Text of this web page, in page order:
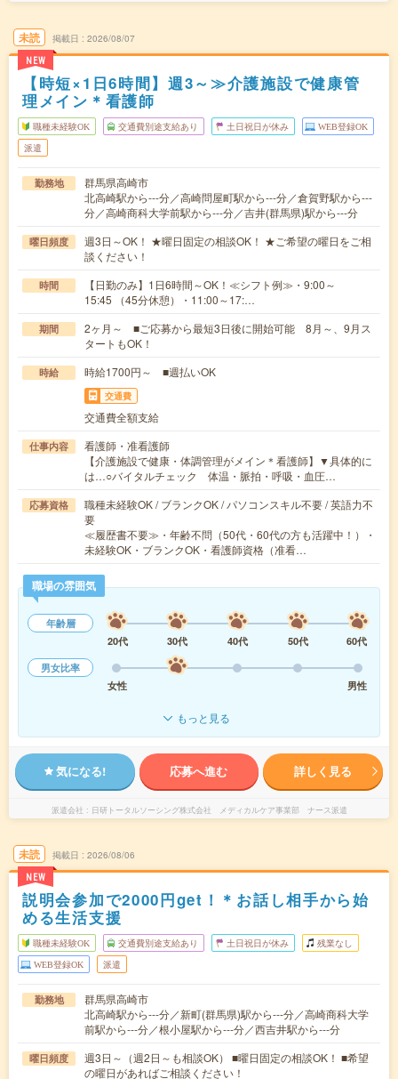
未読
NEW
掲載日 2026/08/07
【時短×1日6時間】週3～≫介護施設で健康管
理メイン＊看護師
職種未経験OK 交通費別途支給あり 土日祝日が休み WEB登録OK
派遣
勤務地
群馬県高崎市
北高崎駅から---分／高崎問屋町駅から---分／倉賀野駅から---
分／高崎商科大学前駅から---分／吉井(群馬県)駅から---分
曜日頻度
週3日～OK！ ★曜日固定の相談OK！ ★ご希望の曜日をご相
談ください！
時間
【日勤のみ】1日6時間～OK！≪シフト例≫・9:00～
15:45 （45分休憩）・11:00～17:…
期間
2ヶ月～ ■ご応募から最短3日後に開始可能 8月～、9月ス
タートもOK！
時給 時給1700円～ ■週払いOK
交通費
交通費全額支給
仕事内容
看護師・准看護師
【介護施設で健康・体調管理がメイン＊看護師】▼具体的に
は…○バイタルチェック 体温・脈拍・呼吸・血圧…
応募資格
職種未経験OK / ブランクOK / パソコンスキル不要 / 英語力不
要
≪履歴書不要≫・年齢不問（50代・60代の方も活躍中！）・
未経験OK・ブランクOK・看護師資格（准看…
職場の雰囲気
年齢層
20代
30代 40代 50代
60代
男女比率
女性
男性
もっと見る
気になる! 応募へ進む 詳しく見る
派遣会社 日研トータルソーシング株式会社 メディカルケア事業部 ナース派遣
未読
NEW
掲載日 2026/08/06
説明会参加で2000円get！＊お話し相手から始
める生活支援
職種未経験OK 交通費別途支給あり 土日祝日が休み 残業なし
WEB登録OK 派遣
勤務地
群馬県高崎市
北高崎駅から---分／新町(群馬県)駅から---分／高崎商科大学
前駅から---分／根小屋駅から---分／西吉井駅から---分
曜日頻度
週3日～（週2日～も相談OK） ■曜日固定の相談OK！ ■希望
の曜日があればご相談ください！